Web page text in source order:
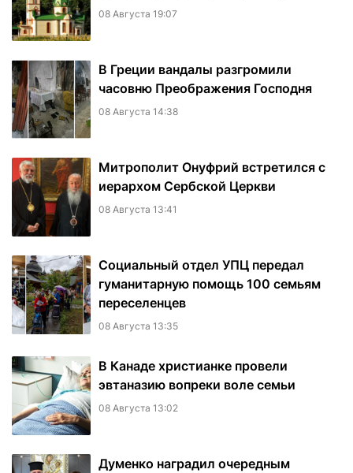
08 Августа 19:07
В Греции вандалы разгромили
часовню Преображения Господня
08 Августа 14:38
Митрополит Онуфрий встретился с
иерархом Сербской Церкви
08 Августа 13:41
Социальный отдел УПЦ передал
гуманитарную помощь 100 семьям
переселенцев
08 Августа 13:35
В Канаде христианке провели
эвтаназию вопреки воле семьи
08 Августа 13:02
Думенко наградил очередным